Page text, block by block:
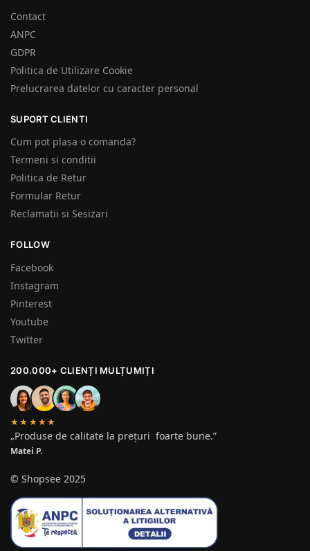
Contact
ANPC
GDPR
Politica de Utilizare Cookie
Prelucrarea datelor cu caracter personal
SUPORT CLIENTI
Cum pot plasa o comanda?
Termeni si conditii
Politica de Retur
Formular Retur
Reclamatii si Sesizari
FOLLOW
Facebook
Instagram
Pinterest
Youtube
Twitter
200.000+ CLIENȚI MULȚUMIȚI
★★★★★
„Produse de calitate la prețuri foarte bune.”
Matei P.
© Shopsee 2025